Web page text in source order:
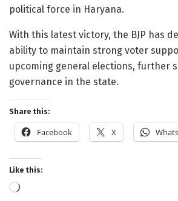
political force in Haryana.
With this latest victory, the BJP has
ability to maintain strong voter
upcoming general elections, further
governance in the state.
Share this:
Facebook X
Like this:
Loading…